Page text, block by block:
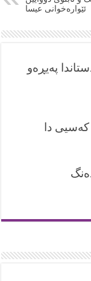
ئێوارەخوانی عیسا
پەیڕەو
کەسیی دا